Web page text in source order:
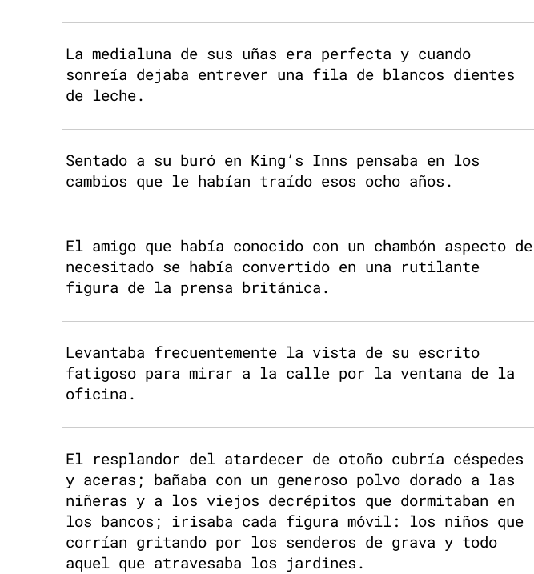
La medialuna de sus uñas era perfecta y cuando
sonreía dejaba entrever una fila de blancos dientes
de leche.
Sentado a su buró en King’s Inns pensaba en los
cambios que le habían traído esos ocho años.
El amigo que había conocido con un chambón aspecto de
necesitado se había convertido en una rutilante
figura de la prensa británica.
Levantaba frecuentemente la vista de su escrito
fatigoso para mirar a la calle por la ventana de la
oficina.
El resplandor del atardecer de otoño cubría céspedes
y aceras; bañaba con un generoso polvo dorado a las
niñeras y a los viejos decrépitos que dormitaban en
los bancos; irisaba cada figura móvil: los niños que
corrían gritando por los senderos de grava y todo
aquel que atravesaba los jardines.